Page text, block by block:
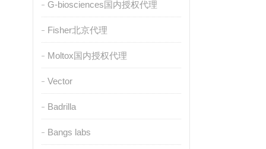
G-biosciences国内授权代理
Fisher北京代理
Moltox国内授权代理
Vector
Badrilla
Bangs labs